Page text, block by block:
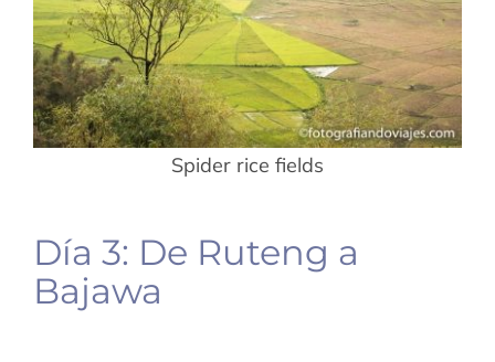
Spider rice fields
Día 3: De Ruteng a
Bajawa